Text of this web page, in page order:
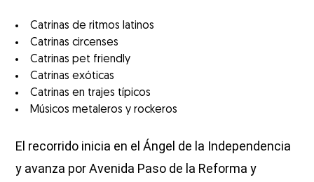
Catrinas de ritmos latinos
Catrinas circenses
Catrinas pet friendly
Catrinas exóticas
Catrinas en trajes típicos
Músicos metaleros y rockeros
El recorrido inicia en el Ángel de la Independencia
y avanza por Avenida Paso de la Reforma y